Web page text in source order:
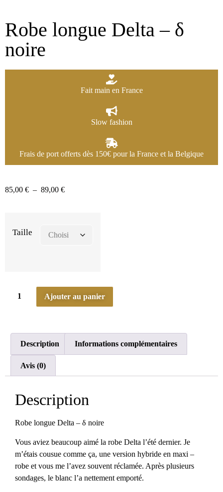
Robe longue Delta – δ
noire
Fait main en France
Slow fashion
Frais de port offerts dès 150€ pour la France et la Belgique
85,00 € – 89,00 €
Taille
Ajouter au panier
Description Informations complémentaires
Avis (0)
Description
Robe longue Delta – δ noire
Vous aviez beaucoup aimé la robe Delta l’été dernier. Je
m’étais cousue comme ça, une version hybride en maxi –
robe et vous me l’avez souvent réclamée. Après plusieurs
sondages, le blanc l’a nettement emporté.